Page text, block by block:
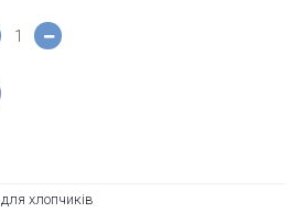
для хлопчиків